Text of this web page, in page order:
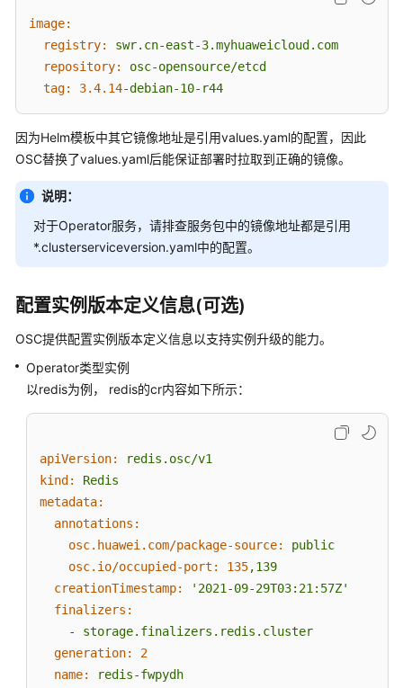
image:
registry:
swr.cn-east-3.myhuaweicloud.com
repository:
osc-opensource/etcd
tag:
3.4.14-debian-10-r44
因为Helm模板中其它镜像地址是引用values.yaml的配置，因此
OSC替换了values.yaml后能保证部署时拉取到正确的镜像。
说明：
对于Operator服务，请排查服务包中的镜像地址都是引用
*.clusterserviceversion.yaml中的配置。
配置实例版本定义信息(可选)
OSC提供配置实例版本定义信息以支持实例升级的能力。
Operator类型实例
以redis为例， redis的cr内容如下所示：
apiVersion:
redis.osc/v1
kind:
Redis
metadata:
annotations:
osc.huawei.com/package-source:
public
osc.io/occupied-port:
135,139
creationTimestamp:
'2021-09-29T03:21:57Z'
finalizers:
-
storage.finalizers.redis.cluster
generation:
2
name:
redis-fwpydh